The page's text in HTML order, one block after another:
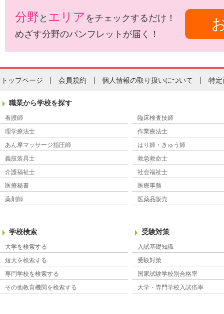
分野 と エリア をチェックするだけ！
めざす分野のパンフレットが届く！
トップページ 会員規約 個人情報の取り扱いについて 特定
職業から学校を探す
看護師
臨床検査技師
理学療法士
作業療法士
あん摩マッサージ指圧師
はり師・きゅう師
義肢装具士
救急救命士
介護福祉士
社会福祉士
医療秘書
医療事務
薬剤師
医薬品販売
学校検索
大学を検索する
短大を検索する
専門学校を検索する
その他教育機関を検索する
受験対策
入試基礎知識
受験対策
国家試験学校別合格率
大学・専門学校入試倍率